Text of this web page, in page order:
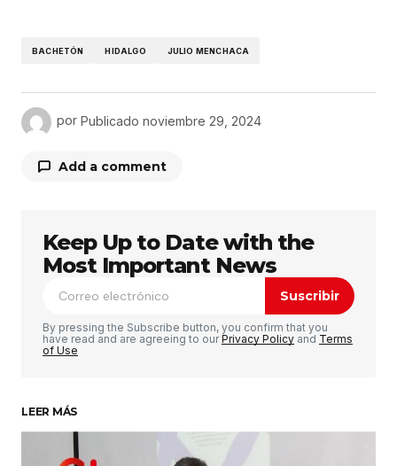
BACHETÓN HIDALGO JULIO MENCHACA
por Publicado noviembre 29, 2024
Add a comment
Tu dirección de correo electrónico no será
publicada. Los campos obligatorios están
marcados con *
Comentario *
Su nombre*
Keep Up to Date with the
Most Important News
Suscribir
By pressing the Subscribe button, you confirm that you
have read and are agreeing to ourPrivacy Policy and Terms
of Use
LEER MÁS